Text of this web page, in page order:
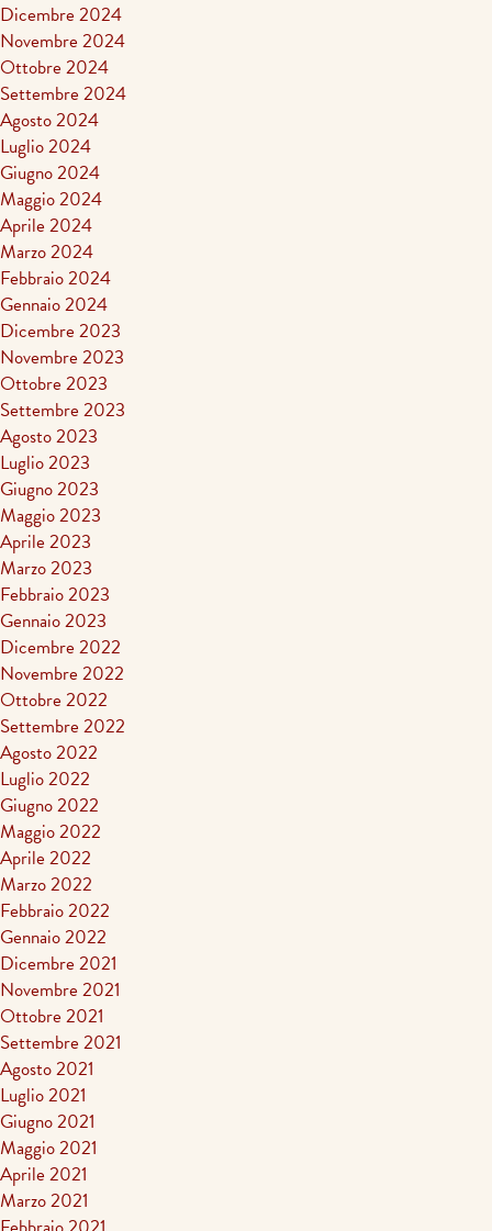
Dicembre 2024
Novembre 2024
Ottobre 2024
Settembre 2024
Agosto 2024
Luglio 2024
Giugno 2024
Maggio 2024
Aprile 2024
Marzo 2024
Febbraio 2024
Gennaio 2024
Dicembre 2023
Novembre 2023
Ottobre 2023
Settembre 2023
Agosto 2023
Luglio 2023
Giugno 2023
Maggio 2023
Aprile 2023
Marzo 2023
Febbraio 2023
Gennaio 2023
Dicembre 2022
Novembre 2022
Ottobre 2022
Settembre 2022
Agosto 2022
Luglio 2022
Giugno 2022
Maggio 2022
Aprile 2022
Marzo 2022
Febbraio 2022
Gennaio 2022
Dicembre 2021
Novembre 2021
Ottobre 2021
Settembre 2021
Agosto 2021
Luglio 2021
Giugno 2021
Maggio 2021
Aprile 2021
Marzo 2021